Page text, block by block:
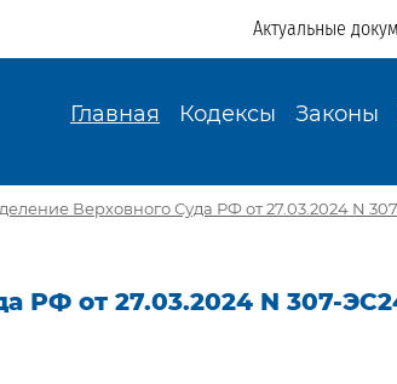
Актуальные
Главная Кодексы Законы
Верховного Суда РФ от 27.03.2024 N
РФ от 27.03.2024 N 307-